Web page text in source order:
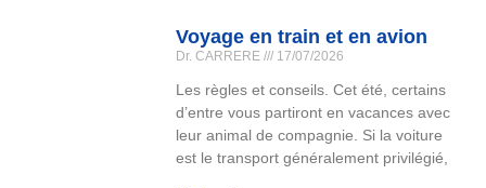
Voyage en train et en avion
Dr. CARRERE 17/07/2026
Les règles et conseils. Cet été, certains
d’entre vous partiront en vacances avec
leur animal de compagnie. Si la voiture
est le transport généralement privilégié,